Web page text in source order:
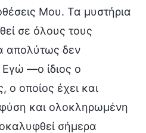
Μου. Τα μυστήρια
σε όλους τους
απολύτως δεν
—ο ίδιος ο
οποίος έχει και
και ολοκληρωμένη
σήμερα